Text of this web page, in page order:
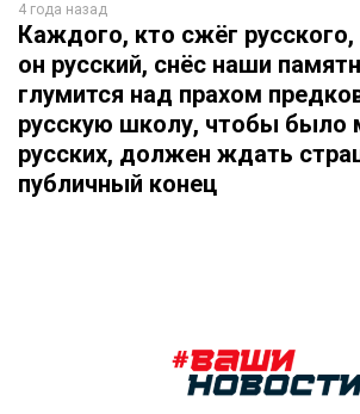
4 года назад
Каждого, кто сжёг
он русский, снёс наши
глумится над прахом
русскую школу, чтобы было
русских, должен ждать
публичный конец